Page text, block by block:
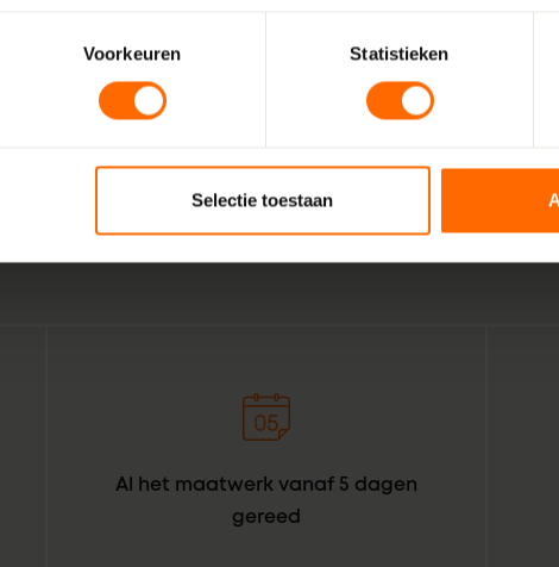
Voorkeuren Statistieken
Selectie toestaan
Wij zijn Skodora. Een gepassioneerd, lokaal familiebedrijf,
Asperen. Combineer dat met de wil om het bestellen van
voor bouwprofessionals simpeler te maken. Geef het een
Al het maatwerk vanaf 5 dagen
gereed